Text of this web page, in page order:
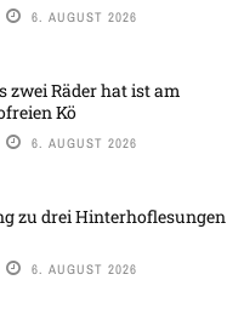
6. AUGUST 2026
zwei Räder hat ist am
Kö
6. AUGUST 2026
zu drei Hinterhoflesungen
6. AUGUST 2026